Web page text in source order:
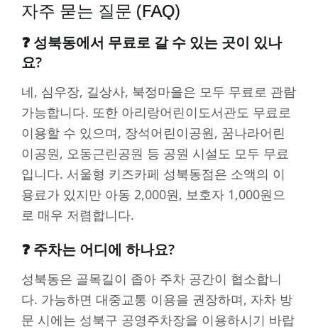
자주 묻는 질문 (FAQ)
❓ 성북동에서 무료로 갈 수 있는 곳이 있나
요?
네, 심우장, 길상사, 북정마을은 모두 무료로 관람
가능합니다. 또한 아리랑어린이도서관도 무료로
이용할 수 있으며, 장석어린이공원, 꿈나라어린
이공원, 오동근린공원 등 공원 시설도 모두 무료
입니다. 서울형 키즈카페 성북동점은 소액의 이
용료가 있지만 아동 2,000원, 보호자 1,000원으
로 매우 저렴합니다.
❓ 주차는 어디에 하나요?
성북동은 골목길이 좁아 주차 공간이 협소합니
다. 가능하면 대중교통 이용을 권장하며, 자차 방
문 시에는 성북구 공영주차장을 이용하시기 바랍